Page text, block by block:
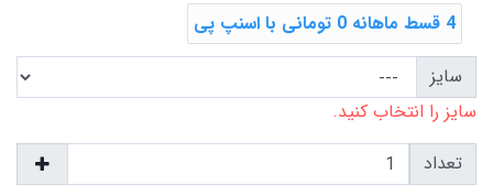
4 قسط ماهانه 0 تومانی با اسنپ ‌پی
سایز
سایز را انتخاب کنید.
تعداد